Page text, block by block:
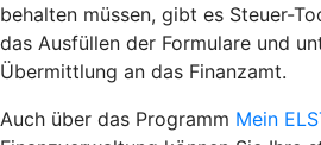
behalten müssen, gibt es Steuer-
das Ausfüllen der Formulare und
Übermittlung an das Finanzamt.
Auch über das Programm Mein